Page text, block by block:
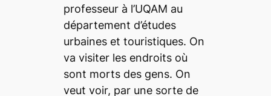
professeur à l’UQAM au
département d’études
urbaines et touristiques. On
va visiter les endroits où
sont morts des gens. On
veut voir, par une sorte de